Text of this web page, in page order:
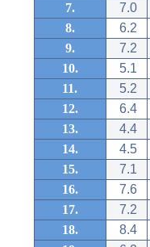
7.
7.0
8.
6.2
9.
7.2
10.
5.1
11.
5.2
12.
6.4
13.
4.4
14.
4.5
15.
7.1
16.
7.6
17.
7.2
18.
8.4